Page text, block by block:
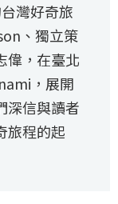
灣好奇旅
、獨立策
偉，在臺北
，展開
深信與讀者
旅程的起